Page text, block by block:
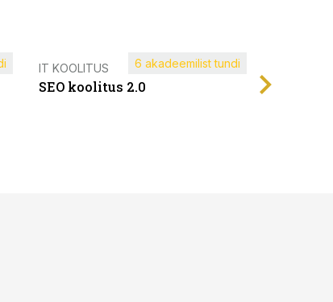
IT KOOLITUS
SEO koolitus 2.0
6 akadeemilist tundi